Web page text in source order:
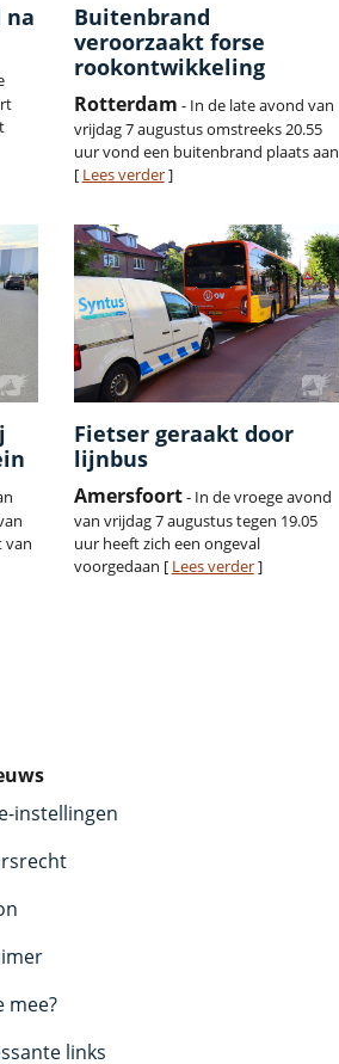
na
Buitenbrand
veroorzaakt forse
rookontwikkeling
Rotterdam - In de late avond van
vrijdag 7 augustus omstreeks 20.55
uur vond een buitenbrand plaats aan
[ Lees verder]
van
Fietser geraakt door
lijnbus
Amersfoort- In de vroege avond
van vrijdag 7 augustus tegen 19.05
uur heeft zich een ongeval
voorgedaan [ Lees verder]
instellingen
mee?
links